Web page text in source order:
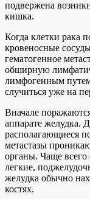
подвержена
кишка.
Когда клетки рака
кровеносные
гематогенное
обширную
лимфогенным
случиться уже на
Вначале
аппарате желудка.
располагающиеся
метастазы
органы. Чаще всего
легкие,
желудка обычно
костях.